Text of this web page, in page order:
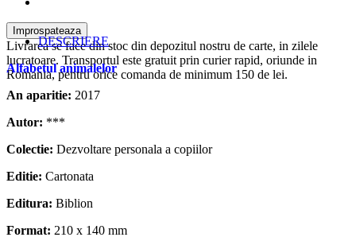
Livrarea se face din stoc din depozitul nostru de carte, in zilele
lucratoare. Transportul este gratuit prin curier rapid, oriunde in
Romania, pentru orice comanda de minimum 150 de lei.
DESCRIERE
Alfabetul animalelor
An aparitie: 2017
Autor: ***
Colectie: Dezvoltare personala a copiilor
Editie: Cartonata
Editura: Biblion
Format: 210 x 140 mm